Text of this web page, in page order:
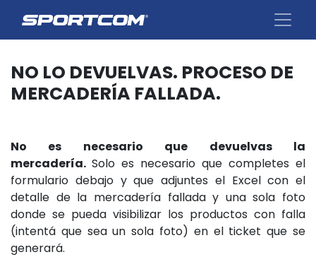
NO LO DEVUELVAS. PROCESO DE
MERCADERÍA FALLADA.
No es necesario que devuelvas la
mercadería. Solo es necesario que completes el
formulario debajo y que adjuntes el Excel con el
detalle de la mercadería fallada y una sola foto
donde se pueda visibilizar los productos con falla
(intentá que sea un sola foto) en el ticket que se
generará.